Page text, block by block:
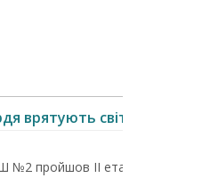
врятують світ
№2 пройшов ІІ етап